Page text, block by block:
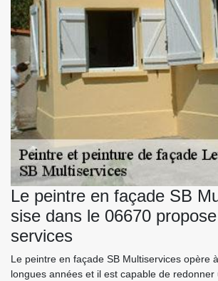
Le peintre en façade SB
sise dans le 06670
services
Le peintre en façade SB Multiservices opère
longues années et il est capable de redonner